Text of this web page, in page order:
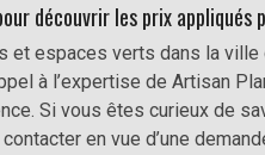
découvrir les prix appliqués
et espaces verts dans la
à l’expertise de Artisan
Si vous êtes curieux de
en vue d’une